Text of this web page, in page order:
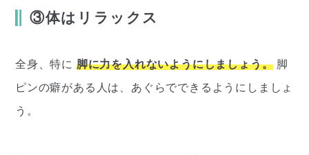
③体はリラックス
全身、特に 脚に力を入れないようにしましょう。 脚
ピンの癖がある人は、あぐらでできるようにしましょ
う。